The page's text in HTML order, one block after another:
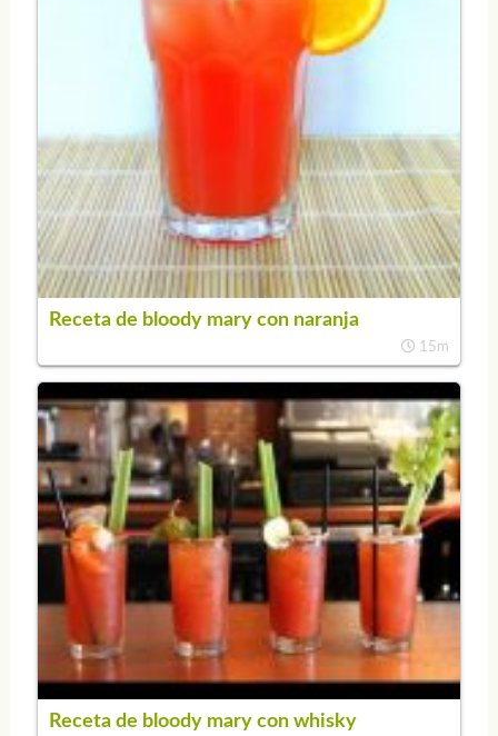
Receta de bloody mary con naranja
15m
Receta de bloody mary con whisky